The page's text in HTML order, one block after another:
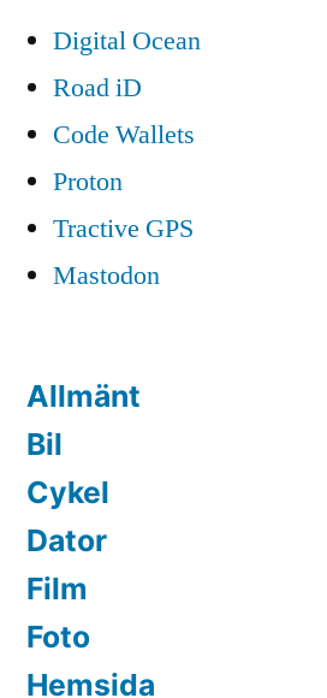
Digital Ocean
Road iD
Code Wallets
Proton
Tractive GPS
Mastodon
Allmänt
Bil
Cykel
Dator
Film
Foto
Hemsida